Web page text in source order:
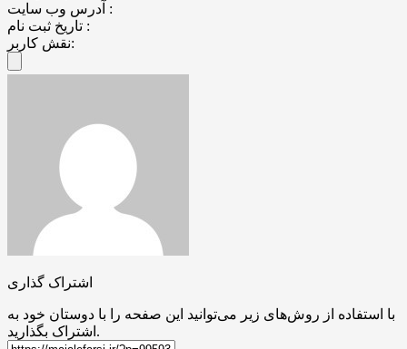
آدرس وب سایت :
تاریخ ثبت نام :
نقش کاربر:
اشتراک گذاری
با استفاده از روش‌های زیر می‌توانید این صفحه را با دوستان خود به
اشتراک بگذارید.